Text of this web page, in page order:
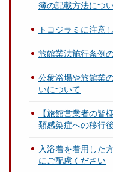
簿の記載方法につ
トコジラミに注意
旅館業法施行条例
公衆浴場や旅館業
いについて
【旅館営業者の皆
類感染症への移行
入浴着を着用した
にご配慮ください